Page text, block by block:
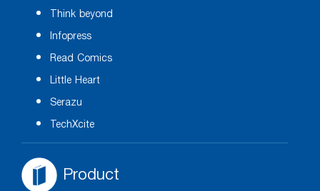
Think beyond
Infopress
Read Comics
Little Heart
Serazu
TechXcite
Product